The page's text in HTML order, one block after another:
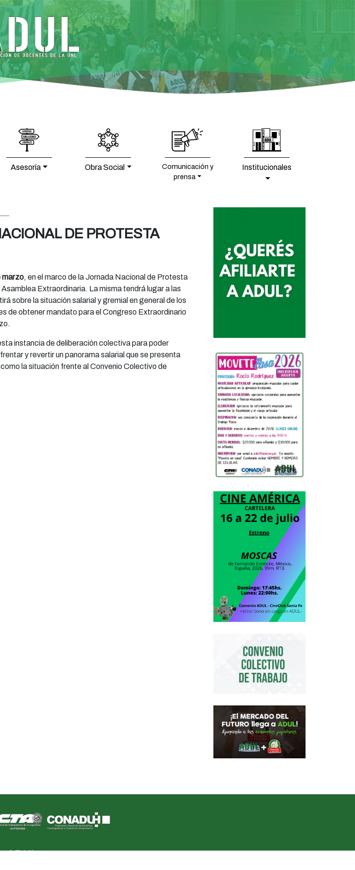
Asesoría Obra Social
Comunicación y
prensa
Institucionales
DE PROTESTA
marzo, en el marco de la Jornada Nacional de Protesta
Extraordinaria. La misma tendrá lugar a las
sobre la situación salarial y gremial en general de los
de obtener mandato para el Congreso Extraordinario
instancia de deliberación colectiva para poder
y revertir un panorama salarial que se presenta
la situación frente al Convenio Colectivo de
ADUL